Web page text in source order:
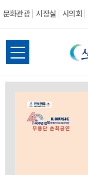
문화관광 시장실 시의회
전
체